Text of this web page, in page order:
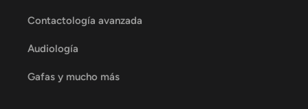
Contactología avanzada
Audiología
Gafas y mucho más